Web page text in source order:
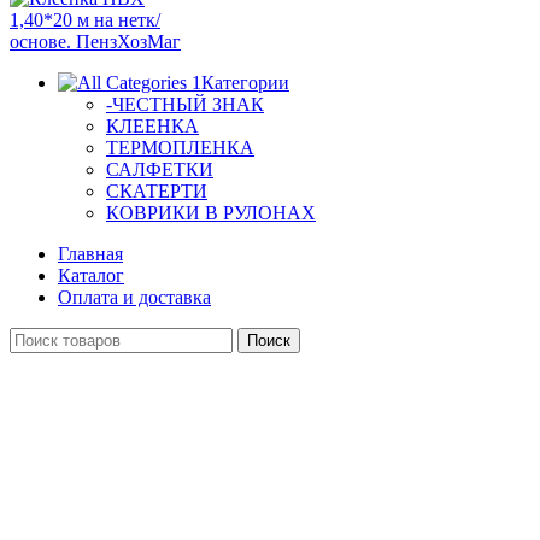
Категории
-ЧЕСТНЫЙ ЗНАК
КЛЕЕНКА
ТЕРМОПЛЕНКА
САЛФЕТКИ
СКАТЕРТИ
КОВРИКИ В РУЛОНАХ
Главная
Каталог
Оплата и доставка
Поиск